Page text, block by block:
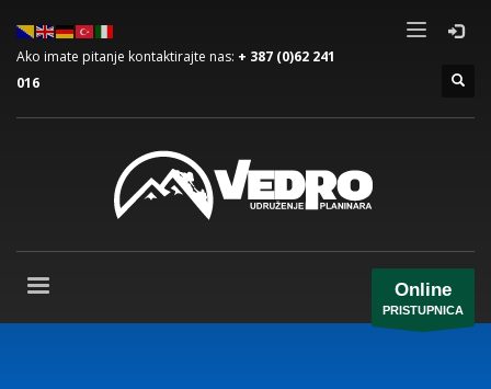
Ako imate pitanje kontaktirajte nas: + 387 (0)62 241
016
Online
PRISTUPNICA